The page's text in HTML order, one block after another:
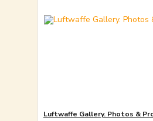
Luftwaffe Gallery. Photos &